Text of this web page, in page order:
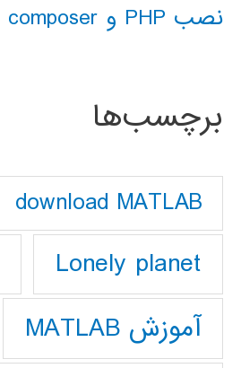
نصب PHP و composer در ویندوز 10
برچسب‌ها
download MATLAB
Lonely planet
آموزش MATLAB